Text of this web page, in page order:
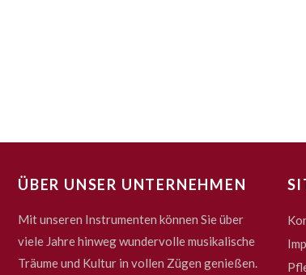
ÜBER UNSER UNTERNEHMEN
Mit unseren Instrumenten können Sie über
viele Jahre hinweg wundervolle musikalische
Träume und Kultur in vollen Zügen genießen.